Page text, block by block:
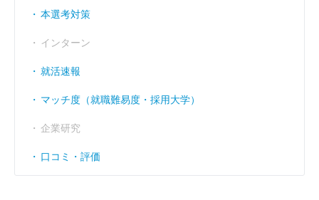
本選考対策
インターン
就活速報
マッチ度（就職難易度・採用大学）
企業研究
口コミ・評価